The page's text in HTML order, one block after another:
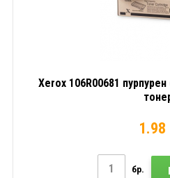
Xerox 106R00681
1.98
бр.